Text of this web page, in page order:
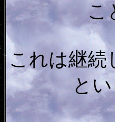
こ
これは継続
と